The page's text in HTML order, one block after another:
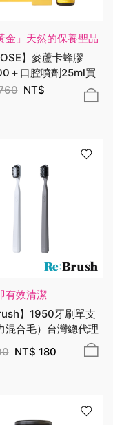
金」天然的保養聖品
】麥蘆卡蜂膠
＋口腔噴劑25ml買
NT$
有效清潔
】1950牙刷單支
混合毛）台灣總代理
NT$ 180